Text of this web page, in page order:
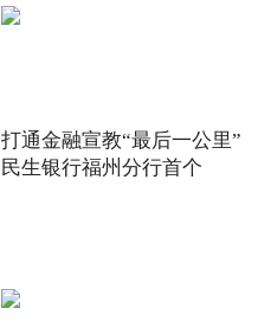
打通金融宣教“最后一公里”
民生银行福州分行首个